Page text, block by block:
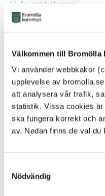
Välkommen till Bromölla
Vi använder webbkakor
upplevelse av
att analysera vår trafik,
statistik. Vissa cookies
ska fungera korrekt och
av. Nedan finns de val du
Nödvändig
Hela webbplatsen
Alla platser